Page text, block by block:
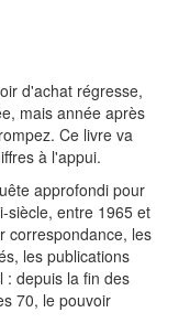
d'achat régresse,
mais année après
Ce livre va
à l'appui.
approfondi pour
siècle, entre 1965 et
correspondance, les
les publications
: depuis la fin des
70, le pouvoir